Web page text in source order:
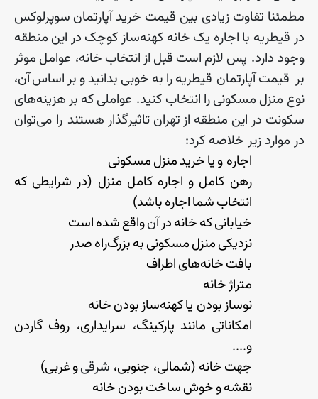
مطمئنا تفاوت زیادی بین قیمت خریدآپارتمان سوپرلوکس
در قیطریه با اجاره یک خانه کهنهساز کوچک در این منطقه
وجود دارد. پس لازم است قبل از انتخاب خانه، عوامل موثر
بر قیمتآپارتمان قیطریهرا به خوبی بدانیدو بر اساسآن،
نوع منزل مسکونیرا انتخاب کنید. عواملیکه بر هزینههای
سکونت در این منطقه از تهران تاثیرگذار هستند را می‌توان
در موارد زیر خلاصه کرد:
اجاره ‌ویاخریدمنزلمسکونی
رهن کامل و اجاره کامل منزل (در شرایطی که
انتخابشمااجارهباشد)
خیابانیکهخانهدرآنواقعشدهاست
نزدیکیمنزلمسکونیبهبزرگراهصدر
بافتخانههایاطراف
متراژخانه
نوسازبودن یاکهنهسازبودنخانه
امکاناتی مانند پارکینگ، سرایداری، روف گاردن
و....
جهتخانه (شمالی، جنوبی، شرقیوغربی)
نقشهوخوشساختبودنخانه